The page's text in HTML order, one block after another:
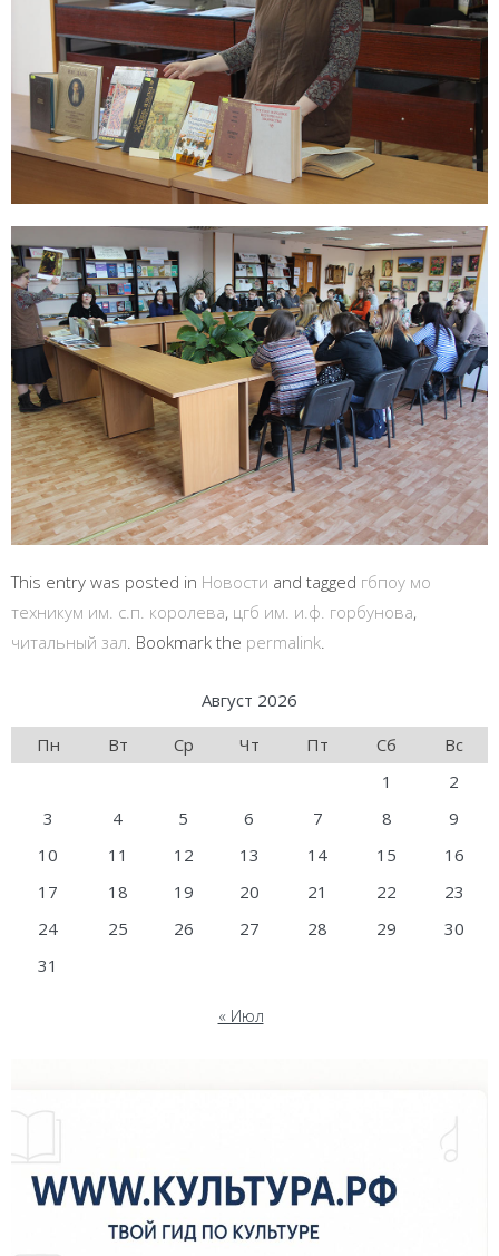
This entry was posted in Новости and tagged гбпоу мо
техникум им. с.п. королева, цгб им. и.ф. горбунова,
читальный зал . Bookmark the permalink
Август 2026
Пн
Вт Ср Чт Пт Сб
Вс
1
2
3
4 5 6 7 8
9
10
11 12 13 14 15
16
17
18 19 20 21 22
23
24
25 26 27 28 29
30
31
« Июл